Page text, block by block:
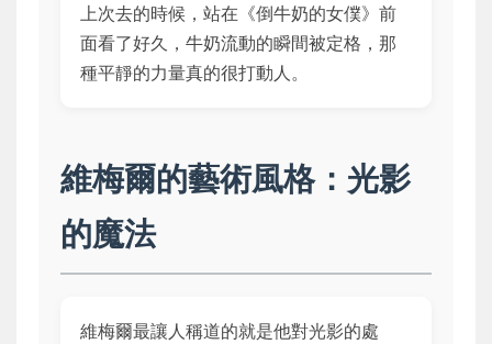
上次去的時候，站在《倒牛奶的女僕》前
面看了好久，牛奶流動的瞬間被定格，那
種平靜的力量真的很打動人。
維梅爾的藝術風格：光影
的魔法
維梅爾最讓人稱道的就是他對光影的處